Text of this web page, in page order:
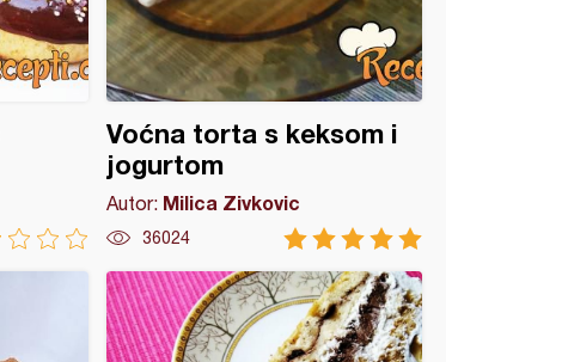
Voćna torta s keksom i
jogurtom
Autor: Milica Zivkovic
36024